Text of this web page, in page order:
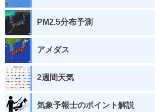
PM2.5分布予測
アメダス
2週間天気
気象予報士のポイント解説